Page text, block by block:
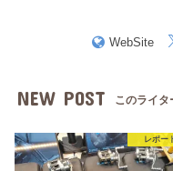
WebSite
NEW POST このライタ
レポー